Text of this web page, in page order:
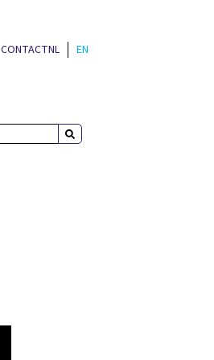
CONTACTNL EN